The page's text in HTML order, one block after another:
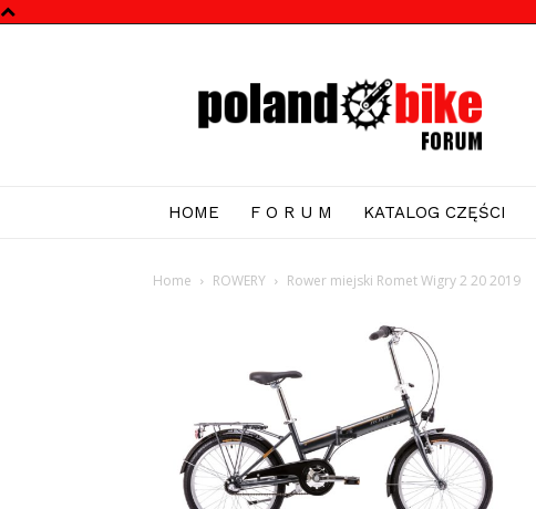
Bike
Forum
HOME F O R U M KATALOG CZĘŚCI
Home ROWERY Rower miejski Romet Wigry 2 20 2019